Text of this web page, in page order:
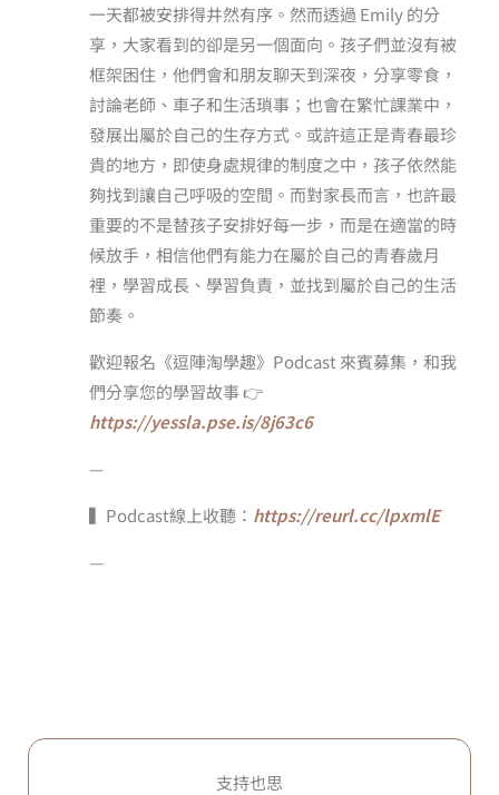
一天都被安排得井然有序。然而透過 Emily 的分
享，大家看到的卻是另一個面向。孩子們並沒有被
框架困住，他們會和朋友聊天到深夜，分享零食，
討論老師、車子和生活瑣事；也會在繁忙課業中，
發展出屬於自己的生存方式。或許這正是青春最珍
貴的地方，即使身處規律的制度之中，孩子依然能
夠找到讓自己呼吸的空間。而對家長而言，也許最
重要的不是替孩子安排好每一步，而是在適當的時
候放手，相信他們有能力在屬於自己的青春歲月
裡，學習成長、學習負責，並找到屬於自己的生活
節奏。
歡迎報名《逗陣淘學趣》Podcast 來賓募集，和我
們分享您的學習故事 👉
https://yessla.pse.is/8j63c6
—
▍Podcast線上收聽： https://reurl.cc/lpxmlE
—
支持也思